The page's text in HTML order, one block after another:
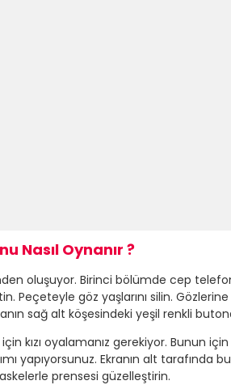
Nasıl Oynanır ?
oluşuyor. Birinci bölümde cep
Peçeteyle göz yaşlarını silin.
sağ alt köşesindeki yeşil renkli
için kızı oyalamanız gerekiyor.
yapıyorsunuz. Ekranın alt tarafında
prensesi güzelleştirin.